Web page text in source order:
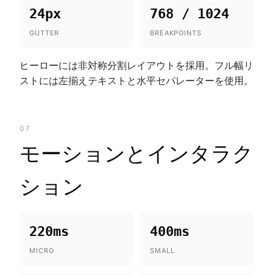
24px
GUTTER
768 / 1024
BREAKPOINTS
ヒーローには非対称分割レイアウトを採用。フル幅リ
ストには左揃えテキストと水平セパレーターを使用。
07
モーションとインタラク
ション
220ms
MICRO
400ms
SMALL